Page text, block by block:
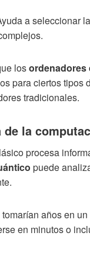
a seleccionar
losordenadores
para ciertos tipos
tradicionales.
la
procesa
puede
años en
en minutos o